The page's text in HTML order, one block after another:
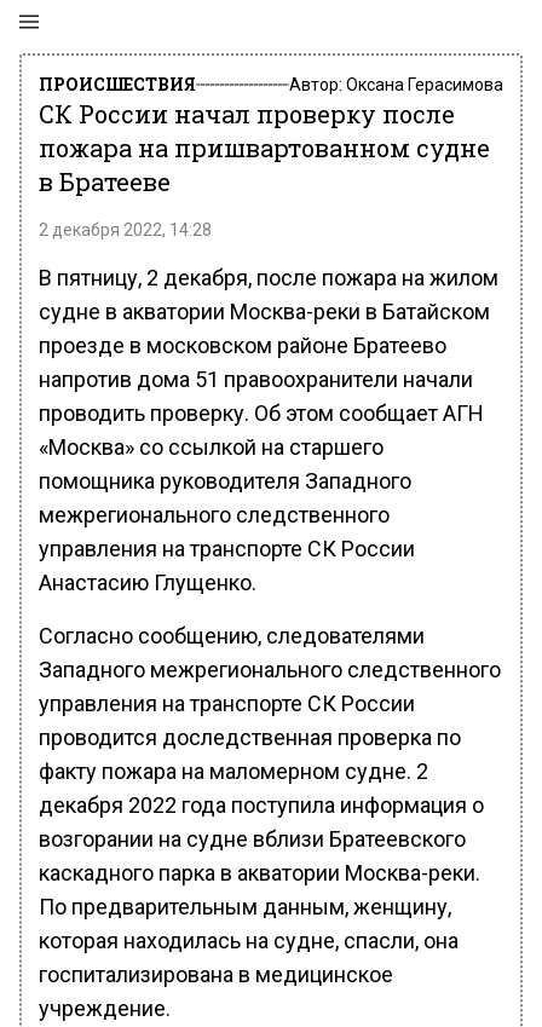
ПРОИСШЕСТВИЯ Автор: Оксана Герасимова
CК России начал проверку после
пожара на пришвартованном судне
в Братееве
2 декабря 2022, 14:28
В пятницу, 2 декабря, после пожара на жилом
судне в акватории Москва-реки в Батайском
проезде в московском районе Братеево
напротив дома 51 правоохранители начали
проводить проверку. Об этом сообщает АГН
«Москва» со ссылкой на старшего
помощника руководителя Западного
межрегионального следственного
управления на транспорте СК России
Анастасию Глущенко.
Согласно сообщению, следователями
Западного межрегионального следственного
управления на транспорте СК России
проводится доследственная проверка по
факту пожара на маломерном судне. 2
декабря 2022 года поступила информация о
возгорании на судне вблизи Братеевского
каскадного парка в акватории Москва-реки.
По предварительным данным, женщину,
которая находилась на судне, спасли, она
госпитализирована в медицинское
учреждение.